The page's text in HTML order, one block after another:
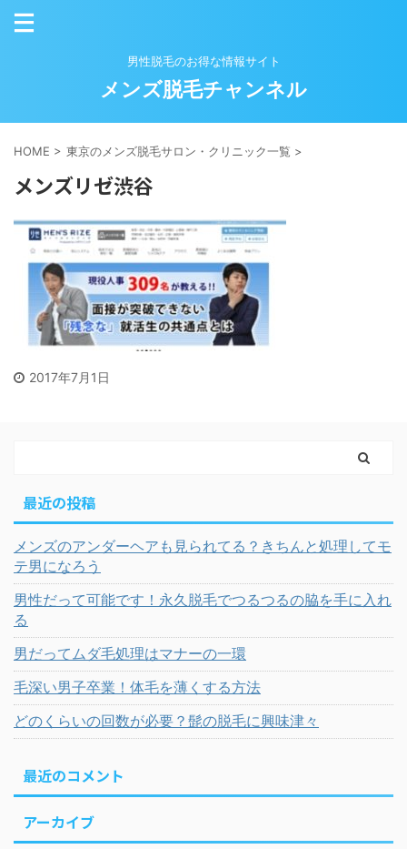
男性脱毛のお得な情報サイト
メンズ脱毛チャンネル
HOME > 東京のメンズ脱毛サロン・クリニック一覧 >
メンズリゼ渋谷
2017年7月1日
最近の投稿
メンズのアンダーヘアも見られてる？きちんと処理してモ
テ男になろう
男性だって可能です！永久脱毛でつるつるの脇を手に入れ
る
男だってムダ毛処理はマナーの一環
毛深い男子卒業！体毛を薄くする方法
どのくらいの回数が必要？髭の脱毛に興味津々
最近のコメント
アーカイブ